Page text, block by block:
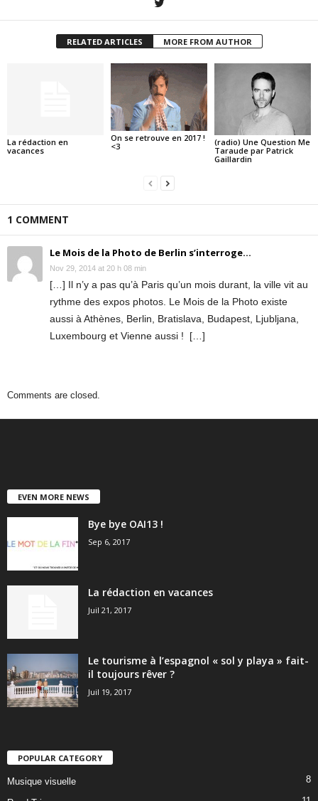
RELATED ARTICLES MORE FROM AUTHOR
La rédaction en
vacances
On se retrouve en 2017 !
<3
(radio) Une Question Me
Taraude par Patrick
Gaillardin
1 COMMENT
Le Mois de la Photo de Berlin s’interroge...
Nov 29, 2014 at 20 h 08 min
[…] Il n’y a pas qu’à Paris qu’un mois durant, la ville vit au
rythme des expos photos. Le Mois de la Photo existe
aussi à Athènes, Berlin, Bratislava, Budapest, Ljubljana,
Luxembourg et Vienne aussi ! […]
Comments are closed.
EVEN MORE NEWS
Bye bye OAI13 !
Sep 6, 2017
La rédaction en vacances
Juil 21, 2017
Le tourisme à l’espagnol « sol y playa » fait-
il toujours rêver ?
Juil 19, 2017
POPULAR CATEGORY
Musique visuelle 8